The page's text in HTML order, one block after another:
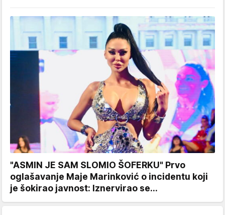
"ASMIN JE SAM SLOMIO ŠOFERKU" Prvo
oglašavanje Maje Marinković o incidentu koji
je šokirao javnost: Iznervirao se...